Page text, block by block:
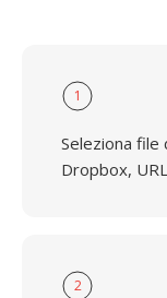
1
Seleziona file
Dropbox,
2